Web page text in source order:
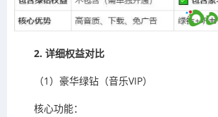
2. 详细权益对比
（1）豪华绿钻（音乐VIP）
核心功能：